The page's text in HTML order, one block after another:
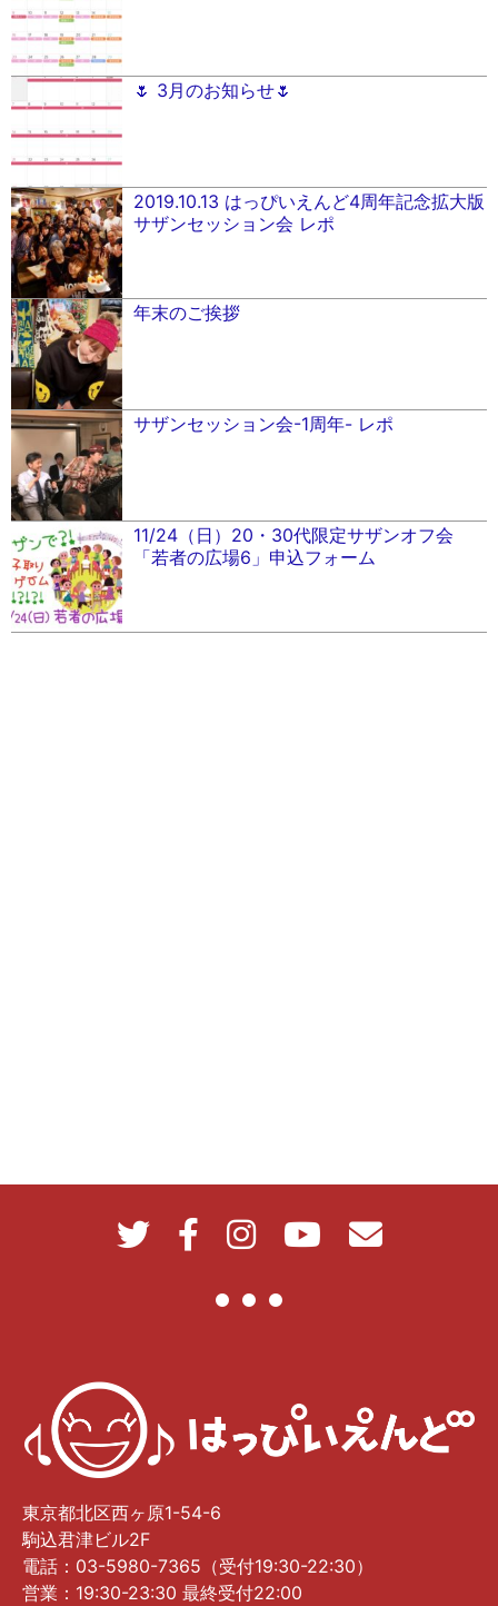
🌷 3月のお知らせ🌷
2019.10.13 はっぴいえんど4周年記念拡大版
サザンセッション会 レポ
年末のご挨拶
サザンセッション会-1周年- レポ
11/24（日）20・30代限定サザンオフ会
「若者の広場6」申込フォーム
東京都北区西ヶ原1-54-6
駒込君津ビル2F
電話：03-5980-7365（受付19:30-22:30）
営業：19:30-23:30 最終受付22:00